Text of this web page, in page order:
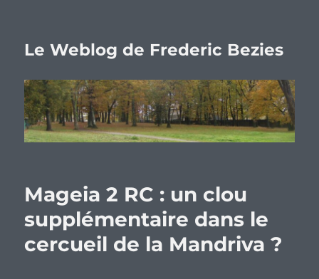
Le Weblog de Frederic Bezies
Mageia 2 RC : un clou
supplémentaire dans le
cercueil de la Mandriva ?